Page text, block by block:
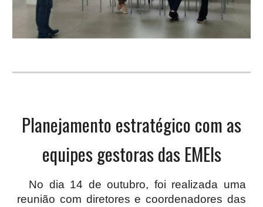
Planejamento estratégico com as
equipes gestoras das EMEIs
No dia 14 de outubro, foi realizada uma
reunião com diretores e coordenadores das